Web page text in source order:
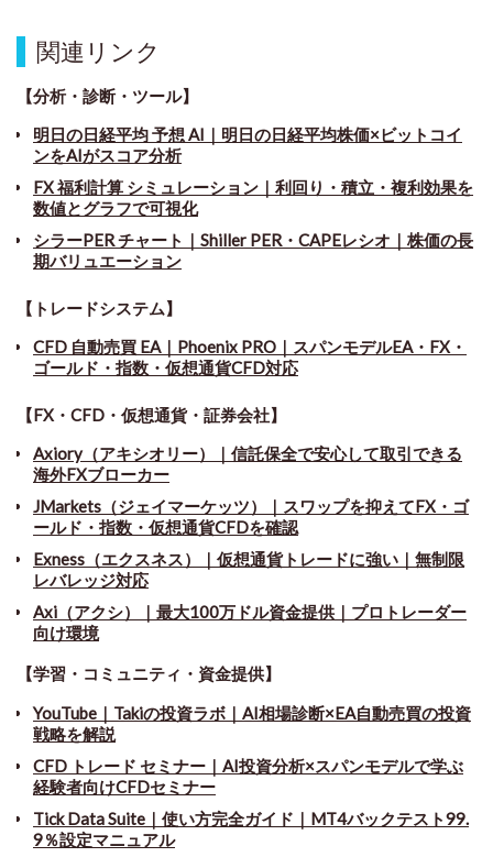
関連リンク
【分析・診断・ツール】
明日の日経平均 予想 AI｜明日の日経平均株価×ビットコイ
ンをAIがスコア分析
FX 福利計算 シミュレーション｜利回り・積立・複利効果を
数値とグラフで可視化
シラーPER チャート ｜ Shiller PER・CAPEレシオ｜株価の長
期バリュエーション
【トレードシステム】
CFD 自動売買 EA｜Phoenix PRO｜スパンモデルEA・FX・
ゴールド・指数・仮想通貨CFD対応
【FX・CFD・仮想通貨・証券会社】
Axiory（アキシオリー）｜信託保全で安心して取引できる
海外FXブローカー
JMarkets（ジェイマーケッツ）｜スワップを抑えてFX・ゴ
ールド・指数・仮想通貨CFDを確認
Exness（エクスネス）｜仮想通貨トレードに強い｜無制限
レバレッジ対応
Axi（アクシ）｜最大100万ドル資金提供｜プロトレーダー
向け環境
【学習・コミュニティ・資金提供】
YouTube｜Takiの投資ラボ｜AI相場診断×EA自動売買の投資
戦略を解説
CFD トレード セミナー ｜ AI投資分析×スパンモデルで学ぶ
経験者向けCFDセミナー
Tick Data Suite ｜ 使い方完全ガイド｜MT4バックテスト99.
9％設定マニュアル